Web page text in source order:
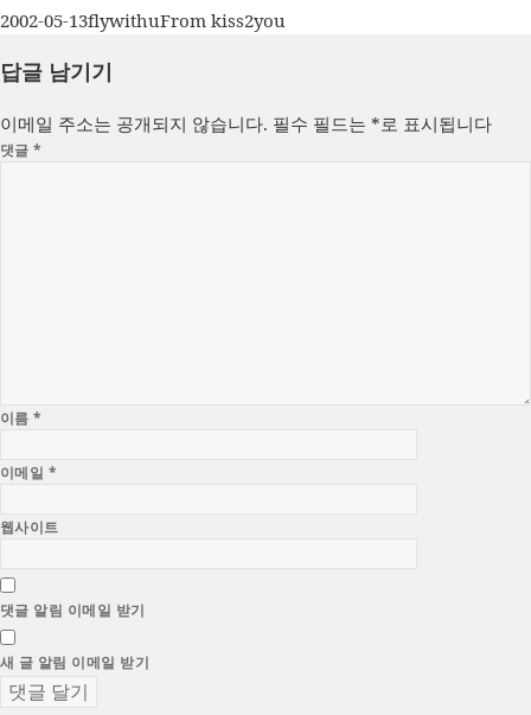
작
일
2002-05-13글
이
flywithu카
From kiss2you
답글 남기기
이메일 주소는 공개되지 않습니다. 필수 필드는 *로 표시됩니다
댓글*
이름*
이메일 *
웹사이트
댓글 알림 이메일 받기
새 글 알림 이메일 받기